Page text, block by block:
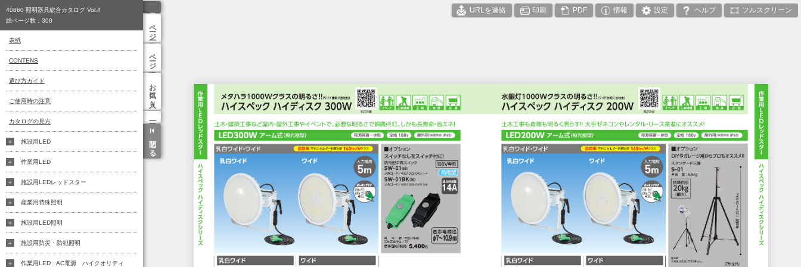
URLを連絡 印刷 PDF 情報 設定 ヘルプ フルスクリーン
ページ一覧
ページ検索
お気に入り
閉じる
40860 照明器具総合カタログ Vol.4
総ページ数： 300
表紙
CONTENS
選び方ガイド
ご使用時の注意
カタログの見方
施設用LED
作業用LED
施設用LEDレッドスター
産業用特殊照明
施設用LED照明
施設用防災・防犯照明
作業用LED AC電源 ハイクオリティ